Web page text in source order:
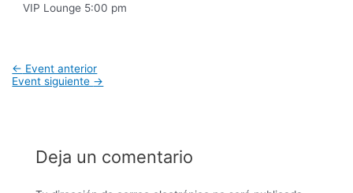
VIP Lounge 5:00 pm
Navegación
de
← Event anterior
Event siguiente →
Deja un comentario